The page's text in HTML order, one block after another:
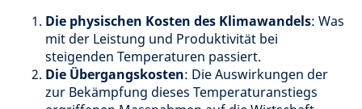
Die physischen Kosten des Klimawandels: Was
mit der Leistung und Produktivität bei
steigenden Temperaturen passiert.
Die Übergangskosten: Die Auswirkungen der
zur Bekämpfung dieses Temperaturanstiegs